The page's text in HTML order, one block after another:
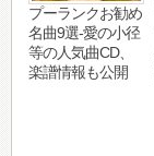
プーランクお勧め
名曲9選-愛の小径
等の人気曲CD、
楽譜情報も公開